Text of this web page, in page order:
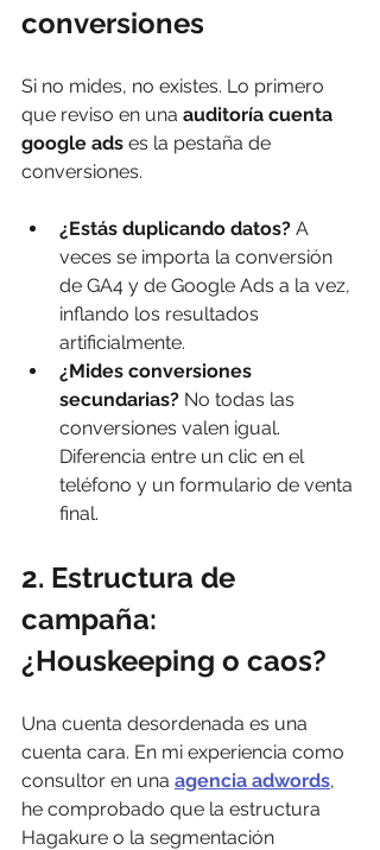
conversiones
Si no mides, no existes. Lo primero
que reviso en una auditoría cuenta
google ads es la pestaña de
conversiones.
¿Estás duplicando datos? A
veces se importa la conversión
de GA4 y de Google Ads a la vez,
inflando los resultados
artificialmente.
¿Mides conversiones
secundarias? No todas las
conversiones valen igual.
Diferencia entre un clic en el
teléfono y un formulario de venta
final.
2. Estructura de
campaña:
¿Houskeeping o caos?
Una cuenta desordenada es una
cuenta cara. En mi experiencia como
consultor en una agencia adwords,
he comprobado que la estructura
Hagakure o la segmentación